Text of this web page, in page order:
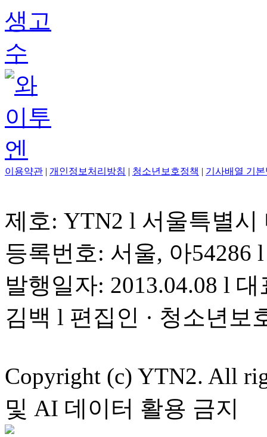
이용약관 개인정보처리방침 청소년보호정책 기사배열 기
제호: YTN2 l 서울특별
등록번호: 서울, 아54286
발행일자: 2013.04.08 l
김백 l 편집인 · 청소년보
Copyright (c) YTN2. All
및 AI 데이터 활용 금지